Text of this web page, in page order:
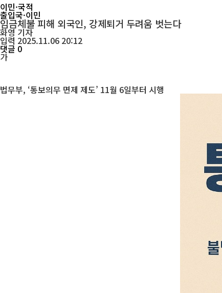
이민·국적
출입국·이민
임금체불 피해 외국인, 강제퇴거 두려움 벗는다
화영기자
입력 2025.11.06 20:12
댓글 0
가
법무부, ‘통보의무 면제 제도’ 11월 6일부터 시행